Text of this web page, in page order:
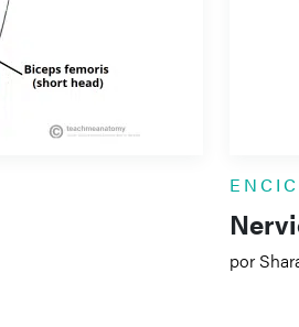
por